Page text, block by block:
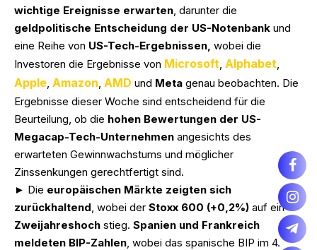
wichtige Ereignisse erwarten, darunter die
geldpolitische Entscheidung der US-Notenbank und
eine Reihe von US-Tech-Ergebnissen, wobei die
Investoren die Ergebnisse von Microsoft, Alphabet,
Apple, Amazon, AMD und Meta genau beobachten. Die
Ergebnisse dieser Woche sind entscheidend für die
Beurteilung, ob die hohen Bewertungen der US-
Megacap-Tech-Unternehmen angesichts des
erwarteten Gewinnwachstums und möglicher
Zinssenkungen gerechtfertigt sind.
► Die europäischen Märkte zeigten sich
zurückhaltend, wobei der Stoxx 600 (+0,2%) auf ein
Zweijahreshoch stieg. Spanien und Frankreich
meldeten BIP-Zahlen, wobei das spanische BIP im 4.